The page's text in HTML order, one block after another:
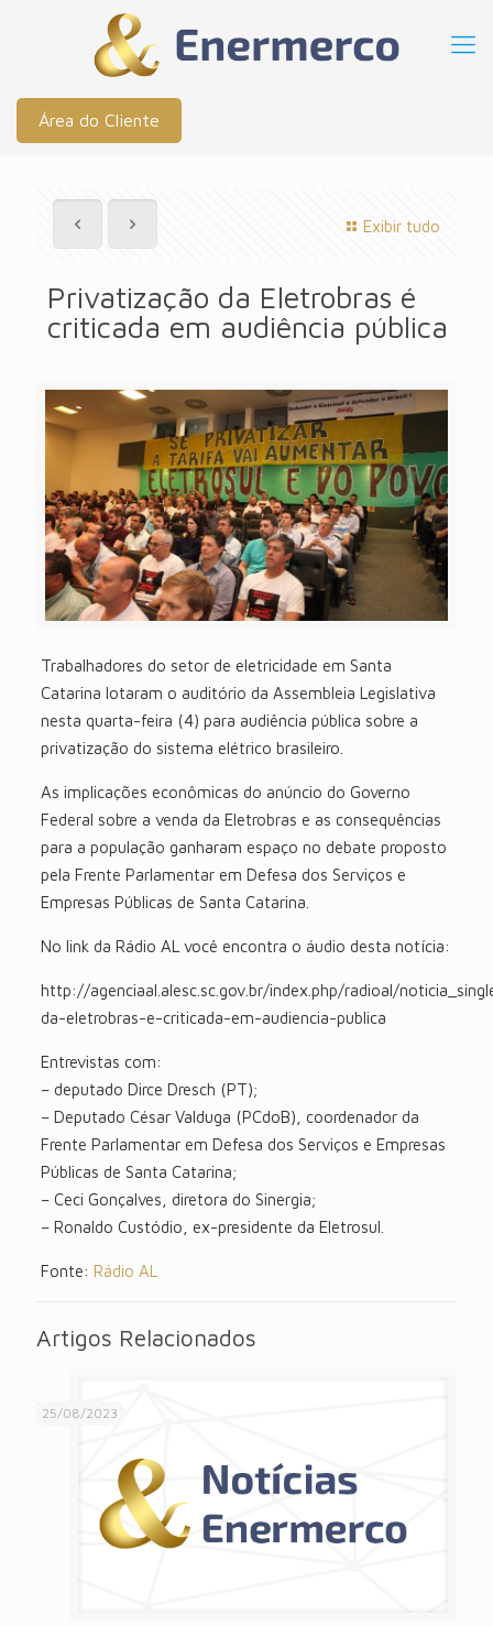
Área do Cliente
Exibir tudo
Privatização da Eletrobras é
criticada em audiência pública
Trabalhadores do setor de eletricidade em Santa
Catarina lotaram o auditório da Assembleia Legislativa
nesta quarta-feira (4) para audiência pública sobre a
privatização do sistema elétrico brasileiro.
As implicações econômicas do anúncio do Governo
Federal sobre a venda da Eletrobras e as consequências
para a população ganharam espaço no debate proposto
pela Frente Parlamentar em Defesa dos Serviços e
Empresas Públicas de Santa Catarina.
No link da Rádio AL você encontra o áudio desta notícia:
http://agenciaal.alesc.sc.gov.br/index.php/radioal/
da-eletrobras-e-criticada-em-audiencia-publica
Entrevistas com:
– deputado Dirce Dresch (PT);
– Deputado César Valduga (PCdoB), coordenador da
Frente Parlamentar em Defesa dos Serviços e Empresas
Públicas de Santa Catarina;
– Ceci Gonçalves, diretora do Sinergia;
– Ronaldo Custódio, ex-presidente da Eletrosul.
Fonte: Rádio AL
Artigos Relacionados
25/08/2023